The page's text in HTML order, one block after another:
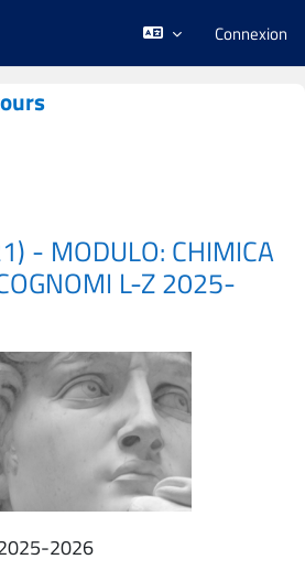
Connexion
- MODULO: CHIMICA
L-Z 2025-
2026